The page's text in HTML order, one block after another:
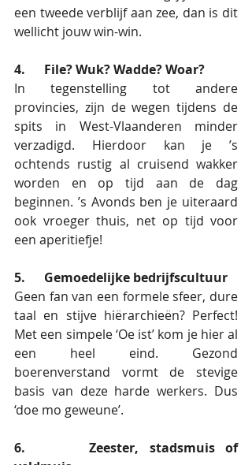
een tweede verblijf aan zee, dan is dit
wellicht jouw win-win.
4.      File? Wuk? Wadde? Woar?
In tegenstelling tot andere
provincies, zijn de wegen tijdens de
spits in West-Vlaanderen minder
verzadigd. Hierdoor kan je ’s
ochtends rustig al cruisend wakker
worden en op tijd aan de dag
beginnen. ’s Avonds ben je uiteraard
ook vroeger thuis, net op tijd voor
een aperitiefje!
5.      Gemoedelijke bedrijfscultuur
Geen fan van een formele sfeer, dure
taal en stijve hiërarchieën? Perfect!
Met een simpele ‘Oe ist’ kom je hier al
een heel eind. Gezond
boerenverstand vormt de stevige
basis van deze harde werkers. Dus
‘doe mo geweune’.
6.      Zeester, stadsmuis of